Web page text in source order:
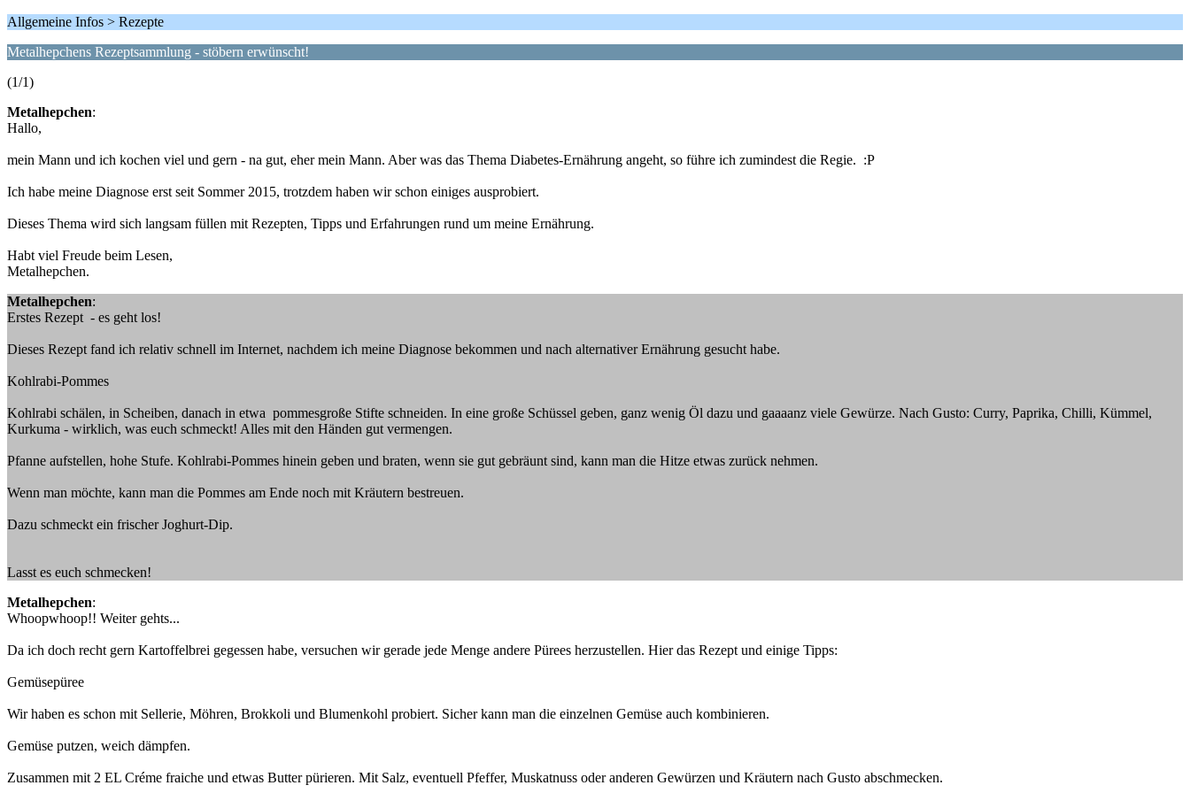
Allgemeine Infos > Rezepte
Metalhepchens Rezeptsammlung - stöbern erwünscht!
(1/1)
Metalhepchen:
Hallo,
mein Mann und ich kochen viel und gern - na gut, eher mein Mann. Aber was das Thema Diabetes-Ernährung angeht, so führe ich zumindest die Regie. :P
Ich habe meine Diagnose erst seit Sommer 2015, trotzdem haben wir schon einiges ausprobiert.
Dieses Thema wird sich langsam füllen mit Rezepten, Tipps und Erfahrungen rund um meine Ernährung.
Habt viel Freude beim Lesen,
Metalhepchen.
Metalhepchen:
Erstes Rezept - es geht los!
Dieses Rezept fand ich relativ schnell im Internet, nachdem ich meine Diagnose bekommen und nach alternativer Ernährung gesucht habe.
Kohlrabi-Pommes
Kohlrabi schälen, in Scheiben, danach in etwa pommesgroße Stifte schneiden. In eine große Schüssel geben, ganz wenig Öl dazu und gaaaanz viele Gewürze. Nach Gusto: Curry, Paprika, Chilli, Kümmel,
Kurkuma - wirklich, was euch schmeckt! Alles mit den Händen gut vermengen.
Pfanne aufstellen, hohe Stufe. Kohlrabi-Pommes hinein geben und braten, wenn sie gut gebräunt sind, kann man die Hitze etwas zurück nehmen.
Wenn man möchte, kann man die Pommes am Ende noch mit Kräutern bestreuen.
Dazu schmeckt ein frischer Joghurt-Dip.
Lasst es euch schmecken!
Metalhepchen:
Whoopwhoop!! Weiter gehts...
Da ich doch recht gern Kartoffelbrei gegessen habe, versuchen wir gerade jede Menge andere Pürees herzustellen. Hier das Rezept und einige Tipps:
Gemüsepüree
Wir haben es schon mit Sellerie, Möhren, Brokkoli und Blumenkohl probiert. Sicher kann man die einzelnen Gemüse auch kombinieren.
Gemüse putzen, weich dämpfen.
Zusammen mit 2 EL Créme fraiche und etwas Butter pürieren. Mit Salz, eventuell Pfeffer, Muskatnuss oder anderen Gewürzen und Kräutern nach Gusto abschmecken.